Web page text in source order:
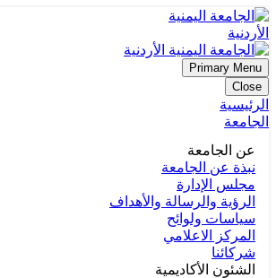
Primary Menu
Close
الرئيسية
الجامعة
عن الجامعة
نبذة عن الجامعة
مجلس الإدارة
الرؤية والرسالة والأهداف
سياسات ولوائح
المركز الاعلامي
شركائنا
الشئون الأكاديمية